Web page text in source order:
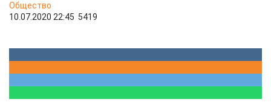
Общество
10.07.2020 22:45 5419